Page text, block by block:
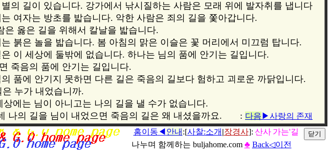
의 길이 있습니다. 강가에서 낚시질하는 사람은 모래 위에 발자취를 냅니다
여자는 방초를 밟습니다. 악한 사람은 죄의 길을 쫓아갑니다.
은 옳은 길을 위해서 칼날을 밟습니다.
붉은 놀을 밟습니다. 봄 아침의 맑은 이슬은 꽃 머리에서 미끄럼 탑니다.
이 세상에 둘밖에 없습니다. 하나는 님의 품에 안기는 길입니다.
죽음의 품에 안기는 길입니다.
품에 안기지 못하면 다른 길은 죽음의 길보다 험하고 괴로운 까닭입니다.
누가 내었습니까.
는 님이 아니고는 나의 길을 낼 수가 없습니다.
나의 길을 님이 내었으면 죽음의 길은 왜 내셨을까요. : 다음 ▶사랑의 존재
홈이동◀ 안내 :[사찰:소개 |장경사]: 산사 가는'길
나누며 함께하는 buljahome.com ♣ Back◁이전